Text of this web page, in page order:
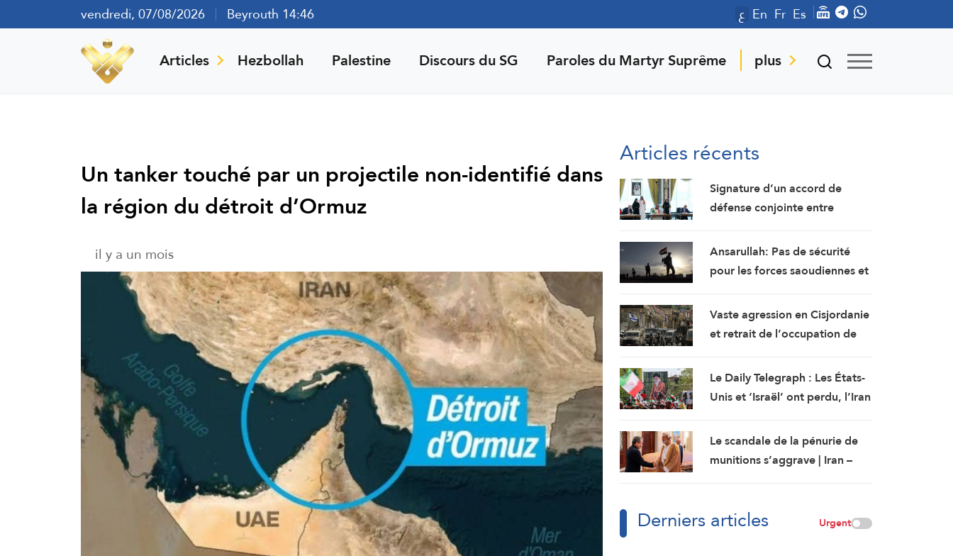
vendredi, 07/08/2026 Beyrouth 14:46 ع En Fr Es
Articles Hezbollah Palestine Discours du SG Paroles du Martyr Suprême plus
Un tanker touché par un projectile non-identifié dans
la région du détroit d’Ormuz
il y a un mois
Articles récents
Signature d’un accord de
défense conjointe entre
le Pakistan
Ansarullah: Pas de sécurité
pour les forces saoudiennes et
Vaste agression en Cisjordanie
et retrait de l’occupation de
démolitions de maisons
Le Daily Telegraph : Les États-
Unis et ‘Israël’ ont perdu, l’Iran
Le scandale de la pénurie de
munitions s’aggrave | Iran –
Derniers articles Urgent